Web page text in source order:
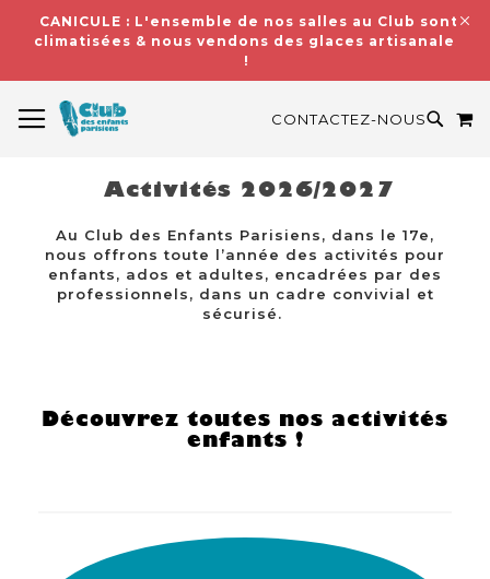
CANICULE : L'ensemble de nos salles au Club sont
climatisées & nous vendons des glaces artisanales
!
CONTACTEZ-NOUS
Activités 2026/2027
Au Club des Enfants Parisiens, dans le 17e,
nous offrons toute l’année des activités pour
enfants, ados et adultes, encadrées par des
professionnels, dans un cadre convivial et
sécurisé.
Découvrez toutes nos activités
enfants !